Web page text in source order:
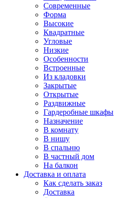
Современные
Форма
Высокие
Квадратные
Угловые
Низкие
Особенности
Встроенные
Из кладовки
Закрытые
Открытые
Раздвижные
Гардеробные шкафы
Назначение
В комнату
В нишу
В спальню
В частный дом
На балкон
Доставка и оплата
Как сделать заказ
Доставка